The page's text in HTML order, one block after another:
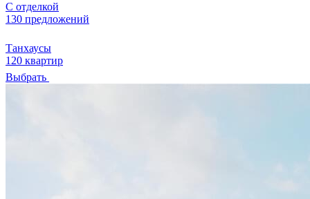
С отделкой
130 предложений
Танхаусы
120 квартир
Выбрать